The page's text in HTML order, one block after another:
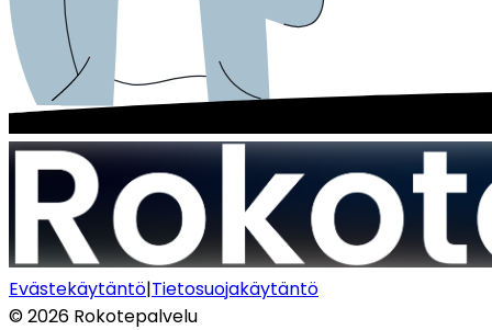
Evästekäytäntö|Tietosuojakäytäntö
©2026 Rokotepalvelu